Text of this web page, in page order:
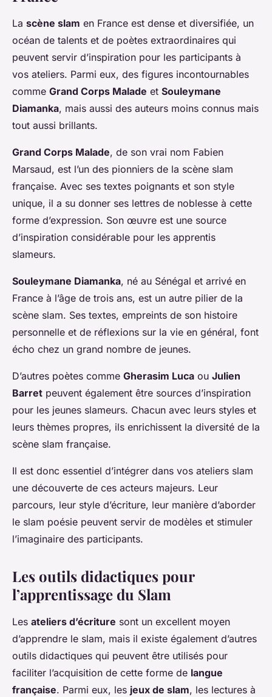
La scène slam en France est dense et diversifiée, un
océan de talents et de poètes extraordinaires qui
peuvent servir d’inspiration pour les participants à
vos ateliers. Parmi eux, des figures incontournables
comme Grand Corps Malade et Souleymane
Diamanka, mais aussi des auteurs moins connus mais
tout aussi brillants.
Grand Corps Malade, de son vrai nom Fabien
Marsaud, est l’un des pionniers de la scène slam
française. Avec ses textes poignants et son style
unique, il a su donner ses lettres de noblesse à cette
forme d’expression. Son œuvre est une source
d’inspiration considérable pour les apprentis
slameurs.
Souleymane Diamanka, né au Sénégal et arrivé en
France à l’âge de trois ans, est un autre pilier de la
scène slam. Ses textes, empreints de son histoire
personnelle et de réflexions sur la vie en général, font
écho chez un grand nombre de jeunes.
D’autres poètes comme Gherasim Luca ou Julien
Barret peuvent également être sources d’inspiration
pour les jeunes slameurs. Chacun avec leurs styles et
leurs thèmes propres, ils enrichissent la diversité de la
scène slam française.
Il est donc essentiel d’intégrer dans vos ateliers slam
une découverte de ces acteurs majeurs. Leur
parcours, leur style d’écriture, leur manière d’aborder
le slam poésie peuvent servir de modèles et stimuler
l’imaginaire des participants.
Les outils didactiques pour
l’apprentissage du Slam
Les ateliers d’écriture sont un excellent moyen
d’apprendre le slam, mais il existe également d’autres
outils didactiques qui peuvent être utilisés pour
faciliter l’acquisition de cette forme de langue
française. Parmi eux, les jeux de slam, les lectures à